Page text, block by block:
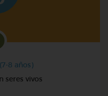
8 años)
seres vivos